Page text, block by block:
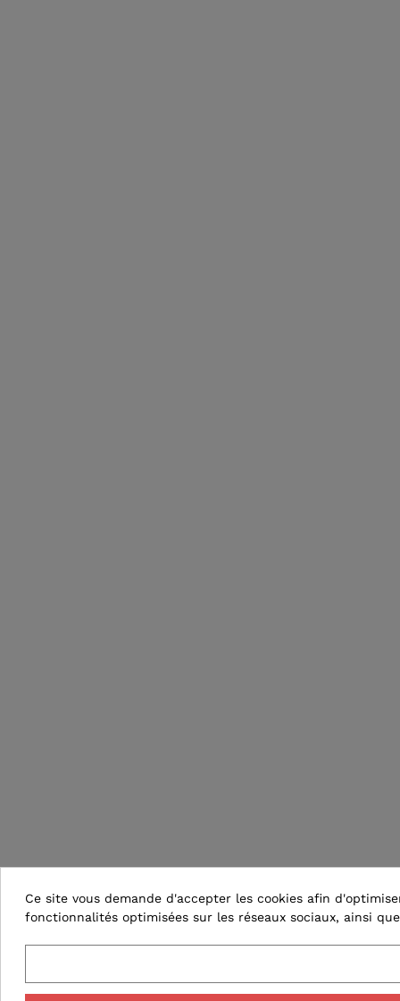
Ce site vous demande d'accepter les cookies afin
fonctionnalités optimisées sur les réseaux sociaux, ainsi